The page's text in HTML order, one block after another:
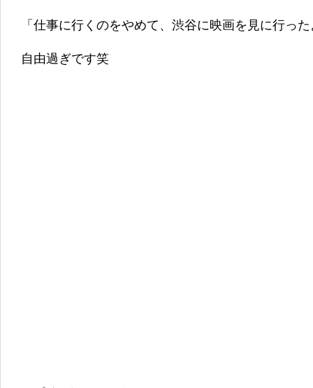
「仕事に行くのをやめて、渋谷に映画を見に行っ
自由過ぎです笑